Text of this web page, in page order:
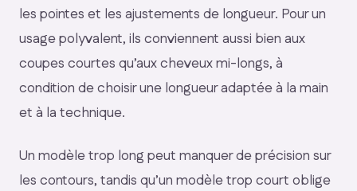
les pointes et les ajustements de longueur. Pour un
usage polyvalent, ils conviennent aussi bien aux
coupes courtes qu’aux cheveux mi-longs, à
condition de choisir une longueur adaptée à la main
et à la technique.
Un modèle trop long peut manquer de précision sur
les contours, tandis qu’un modèle trop court oblige